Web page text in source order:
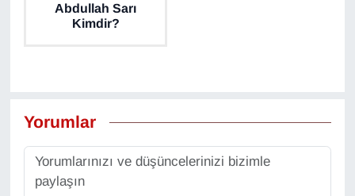
Abdullah Sarı
Kimdir?
Yorumlar